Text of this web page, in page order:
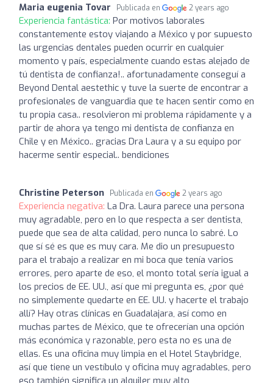
Maria eugenia Tovar Publicada en 2 years ago
Experiencia fantástica: Por motivos laborales
constantemente estoy viajando a México y por supuesto
las urgencias dentales pueden ocurrir en cualquier
momento y país, especialmente cuando estas alejado de
tú dentista de confianza!.. afortunadamente conseguí a
Beyond Dental aestethic y tuve la suerte de encontrar a
profesionales de vanguardia que te hacen sentir como en
tu propia casa.. resolvieron mi problema rápidamente y a
partir de ahora ya tengo mi dentista de confianza en
Chile y en México.. gracias Dra Laura y a su equipo por
hacerme sentir especial.. bendiciones
Christine Peterson Publicada en 2 years ago
Experiencia negativa: La Dra. Laura parece una persona
muy agradable, pero en lo que respecta a ser dentista,
puede que sea de alta calidad, pero nunca lo sabré. Lo
que sí sé es que es muy cara. Me dio un presupuesto
para el trabajo a realizar en mi boca que tenía varios
errores, pero aparte de eso, el monto total sería igual a
los precios de EE. UU., así que mi pregunta es, ¿por qué
no simplemente quedarte en EE. UU. y hacerte el trabajo
allí? Hay otras clínicas en Guadalajara, así como en
muchas partes de México, que te ofrecerían una opción
más económica y razonable, pero esta no es una de
ellas. Es una oficina muy limpia en el Hotel Staybridge,
así que tiene un vestíbulo y oficina muy agradables, pero
eso también significa un alquiler muy alto,